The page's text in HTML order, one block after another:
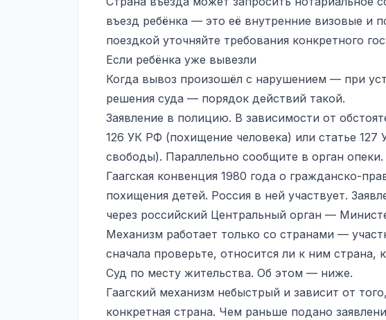
въезд ребёнка — это её внутренние визовые и
поездкой уточняйте требования конкретного
Если ребёнка уже вывезли
Когда вывоз произошёл с нарушением — при
решения суда — порядок действий такой.
Заявление в полицию. В зависимости от
126 УК РФ (похищение человека) или статье
свободы). Параллельно сообщите в орган опеки.
Гаагская конвенция 1980 года о гражданско-
похищения детей. Россия в ней участвует.
через российский Центральный орган —
Механизм работает только со странами —
сначала проверьте, относится ли к ним страна,
Суд по месту жительства. Об этом — ниже.
Гаагский механизм небыстрый и зависит от
конкретная страна. Чем раньше подано